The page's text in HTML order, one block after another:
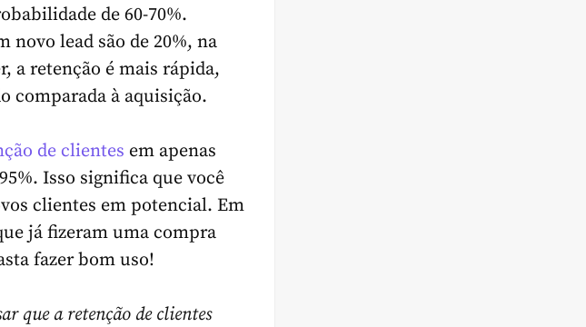
de 60-70%.
novo lead são de 20%, na
a retenção é mais rápida,
comparada à aquisição.
de clientes em apenas
Isso significa que você
clientes em potencial. Em
já fizeram uma compra
fazer bom uso!
que a retenção de clientes